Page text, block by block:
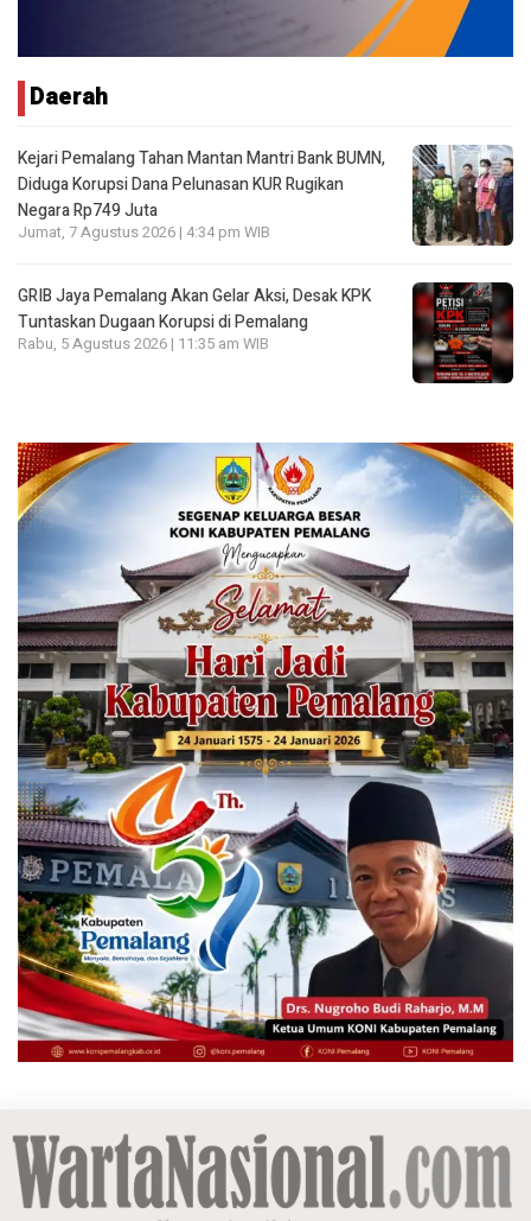
Daerah
Kejari Pemalang Tahan Mantan Mantri Bank BUMN,
Diduga Korupsi Dana Pelunasan KUR Rugikan
Negara Rp749 Juta
Jumat, 7 Agustus 2026 | 4:34 pm WIB
GRIB Jaya Pemalang Akan Gelar Aksi, Desak KPK
Tuntaskan Dugaan Korupsi di Pemalang
Rabu, 5 Agustus 2026 | 11:35 am WIB